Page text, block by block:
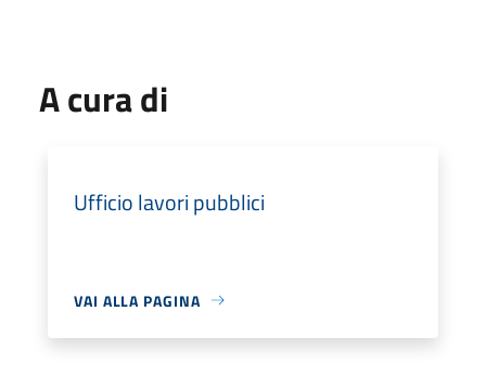
A cura di
Ufficio lavori pubblici
VAI ALLA PAGINA